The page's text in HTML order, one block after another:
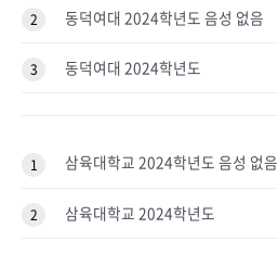
2 동덕여대 2024학년도 음성 없음
3 동덕여대 2024학년도
1 삼육대학교 2024학년도 음성 없음
2 삼육대학교 2024학년도